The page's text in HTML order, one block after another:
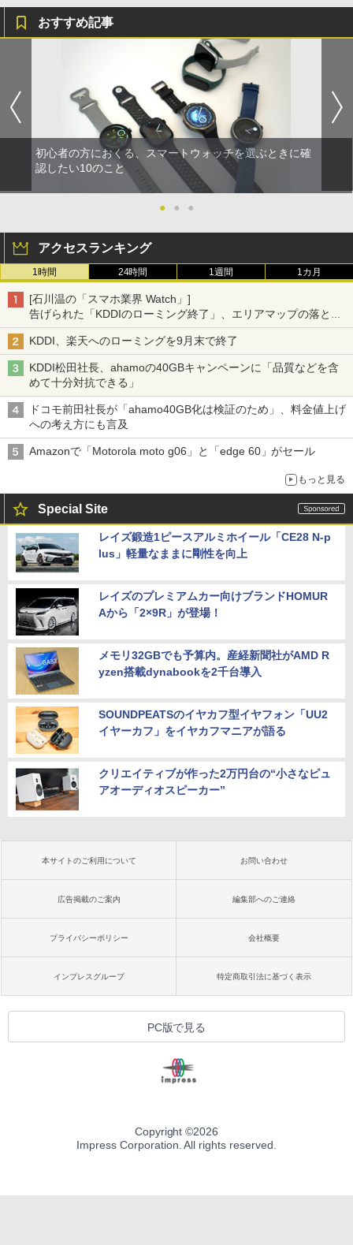
おすすめ記事
初心者の方におくる、スマートウォッチを選ぶときに確
認したい10のこと
● ● ●
アクセスランキング
1時間 24時間 1週間 1カ月
[石川温の「スマホ業界 Watch」]
告げられた「KDDIのローミング終了」、エリアマップの落とし
穴と楽天モバイルの課題
KDDI、楽天へのローミングを9月末で終了
KDDI松田社長、ahamoの40GBキャンペーンに「品質などを含
めて十分対抗できる」
ドコモ前田社長が「ahamo40GB化は検証のため」、料金値上げ
への考え方にも言及
Amazonで「Motorola moto g06」と「edge 60」がセール
もっと見る
Special Site
レイズ鍛造1ピースアルミホイール「CE28 N-p
lus」軽量なままに剛性を向上
レイズのプレミアムカー向けブランドHOMUR
Aから「2×9R」が登場！
メモリ32GBでも予算内。産経新聞社がAMD R
yzen搭載dynabookを2千台導入
SOUNDPEATSのイヤカフ型イヤフォン「UU2
イヤーカフ」をイヤカフマニアが語る
クリエイティブが作った2万円台の“小さなピュ
アオーディオスピーカー”
本サイトのご利用について お問い合わせ
広告掲載のご案内 編集部へのご連絡
プライバシーポリシー 会社概要
インプレスグループ 特定商取引法に基づく表示
PC版で見る
Copyright ©2026
Impress Corporation. All rights reserved.